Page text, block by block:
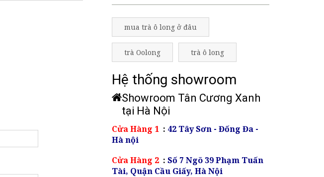
mua trà ô long ở đâu
trà Oolong trà ô long
Hệ thống showroom
Showroom Tân Cương Xanh
tại Hà Nội
Cửa Hàng 1 : 42 Tây Sơn - Đống Đa -
Hà nội
Cửa Hàng 2 : Số 7 Ngõ 39 Phạm Tuấn
Tài, Quận Cầu Giấy, Hà Nội